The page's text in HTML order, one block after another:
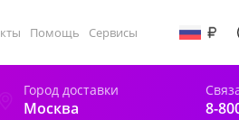
Помощь Сервисы
Город доставки
Москва 8-